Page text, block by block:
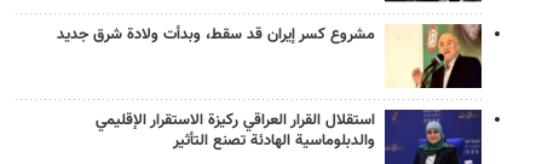
مشروع كسر إيران قد سقط، وبدأت ولادة شرق جديد
استقلال القرار العراقي ركيزة الاستقرار الإقليمي
والدبلوماسية الهادئة تصنع التأثير